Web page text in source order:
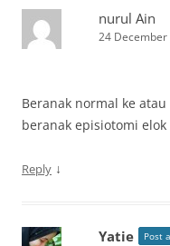
nurul Ain
24 December
Beranak normal ke
beranak episiotomi elok
Reply ↓
Yatie Post